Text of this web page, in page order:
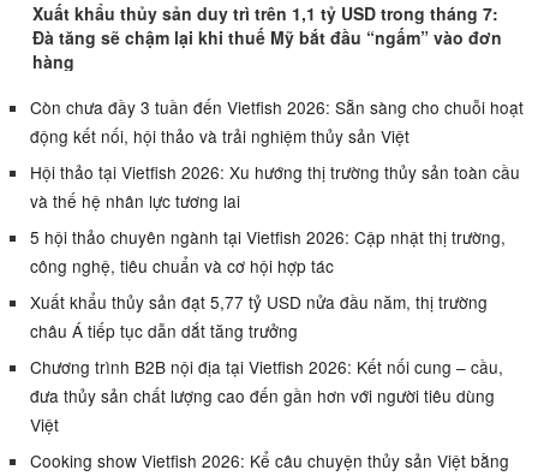
Xuất khẩu thủy sản duy trì trên 1,1 tỷ USD trong tháng 7:
Đà tăng sẽ chậm lại khi thuế Mỹ bắt đầu “ngấm” vào đơn
hàng
Còn chưa đầy 3 tuần đến Vietfish 2026: Sẵn sàng cho chuỗi hoạt
động kết nối, hội thảo và trải nghiệm thủy sản Việt
Hội thảo tại Vietfish 2026: Xu hướng thị trường thủy sản toàn cầu
và thế hệ nhân lực tương lai
5 hội thảo chuyên ngành tại Vietfish 2026: Cập nhật thị trường,
công nghệ, tiêu chuẩn và cơ hội hợp tác
Xuất khẩu thủy sản đạt 5,77 tỷ USD nửa đầu năm, thị trường
châu Á tiếp tục dẫn dắt tăng trưởng
Chương trình B2B nội địa tại Vietfish 2026: Kết nối cung – cầu,
đưa thủy sản chất lượng cao đến gần hơn với người tiêu dùng
Việt
Cooking show Vietfish 2026: Kể câu chuyện thủy sản Việt bằng